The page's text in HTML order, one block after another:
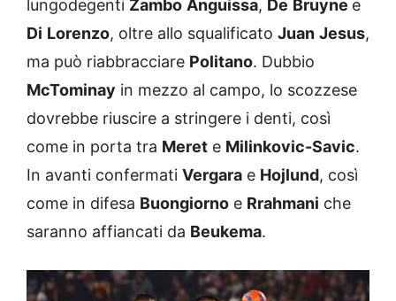
lungodegenti Zambo Anguissa, De Bruyne e
Di Lorenzo, oltre allo squalificato Juan Jesus,
ma può riabbracciare Politano. Dubbio
McTominay in mezzo al campo, lo scozzese
dovrebbe riuscire a stringere i denti, così
come in porta tra Meret e Milinkovic-Savic.
In avanti confermati Vergara e Hojlund, così
come in difesa Buongiorno e Rrahmani che
saranno affiancati da Beukema.